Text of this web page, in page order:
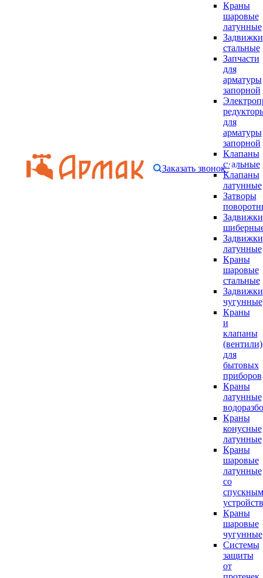
Краны
шаровые
латунные
Задвижки
стальные
Запчасти
для
арматуры
запорной
для
арматуры
запорной
Клапаны
стальные
Клапаны
латунные
Затворы
Задвижки
Задвижки
латунные
Краны
шаровые
стальные
Задвижки
чугунные
Краны
и
клапаны
(вентили)
для
бытовых
приборов
Краны
латунные
Краны
конусные
латунные
Краны
шаровые
латунные
со
спускным
Краны
шаровые
чугунные
Системы
защиты
от
Заказать звонок